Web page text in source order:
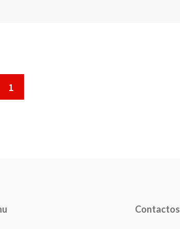
1
Contactos